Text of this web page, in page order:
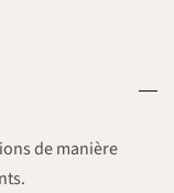
de manière